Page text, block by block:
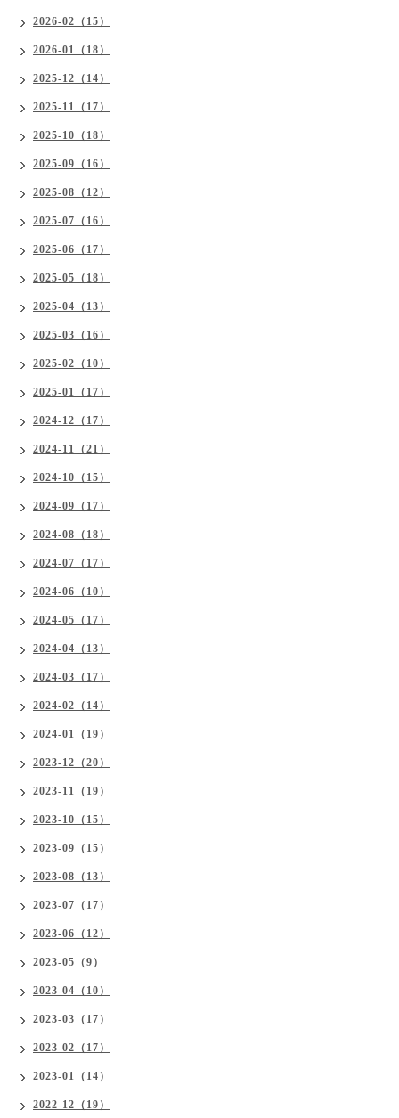
2026-02（15）
2026-01（18）
2025-12（14）
2025-11（17）
2025-10（18）
2025-09（16）
2025-08（12）
2025-07（16）
2025-06（17）
2025-05（18）
2025-04（13）
2025-03（16）
2025-02（10）
2025-01（17）
2024-12（17）
2024-11（21）
2024-10（15）
2024-09（17）
2024-08（18）
2024-07（17）
2024-06（10）
2024-05（17）
2024-04（13）
2024-03（17）
2024-02（14）
2024-01（19）
2023-12（20）
2023-11（19）
2023-10（15）
2023-09（15）
2023-08（13）
2023-07（17）
2023-06（12）
2023-05（9）
2023-04（10）
2023-03（17）
2023-02（17）
2023-01（14）
2022-12（19）